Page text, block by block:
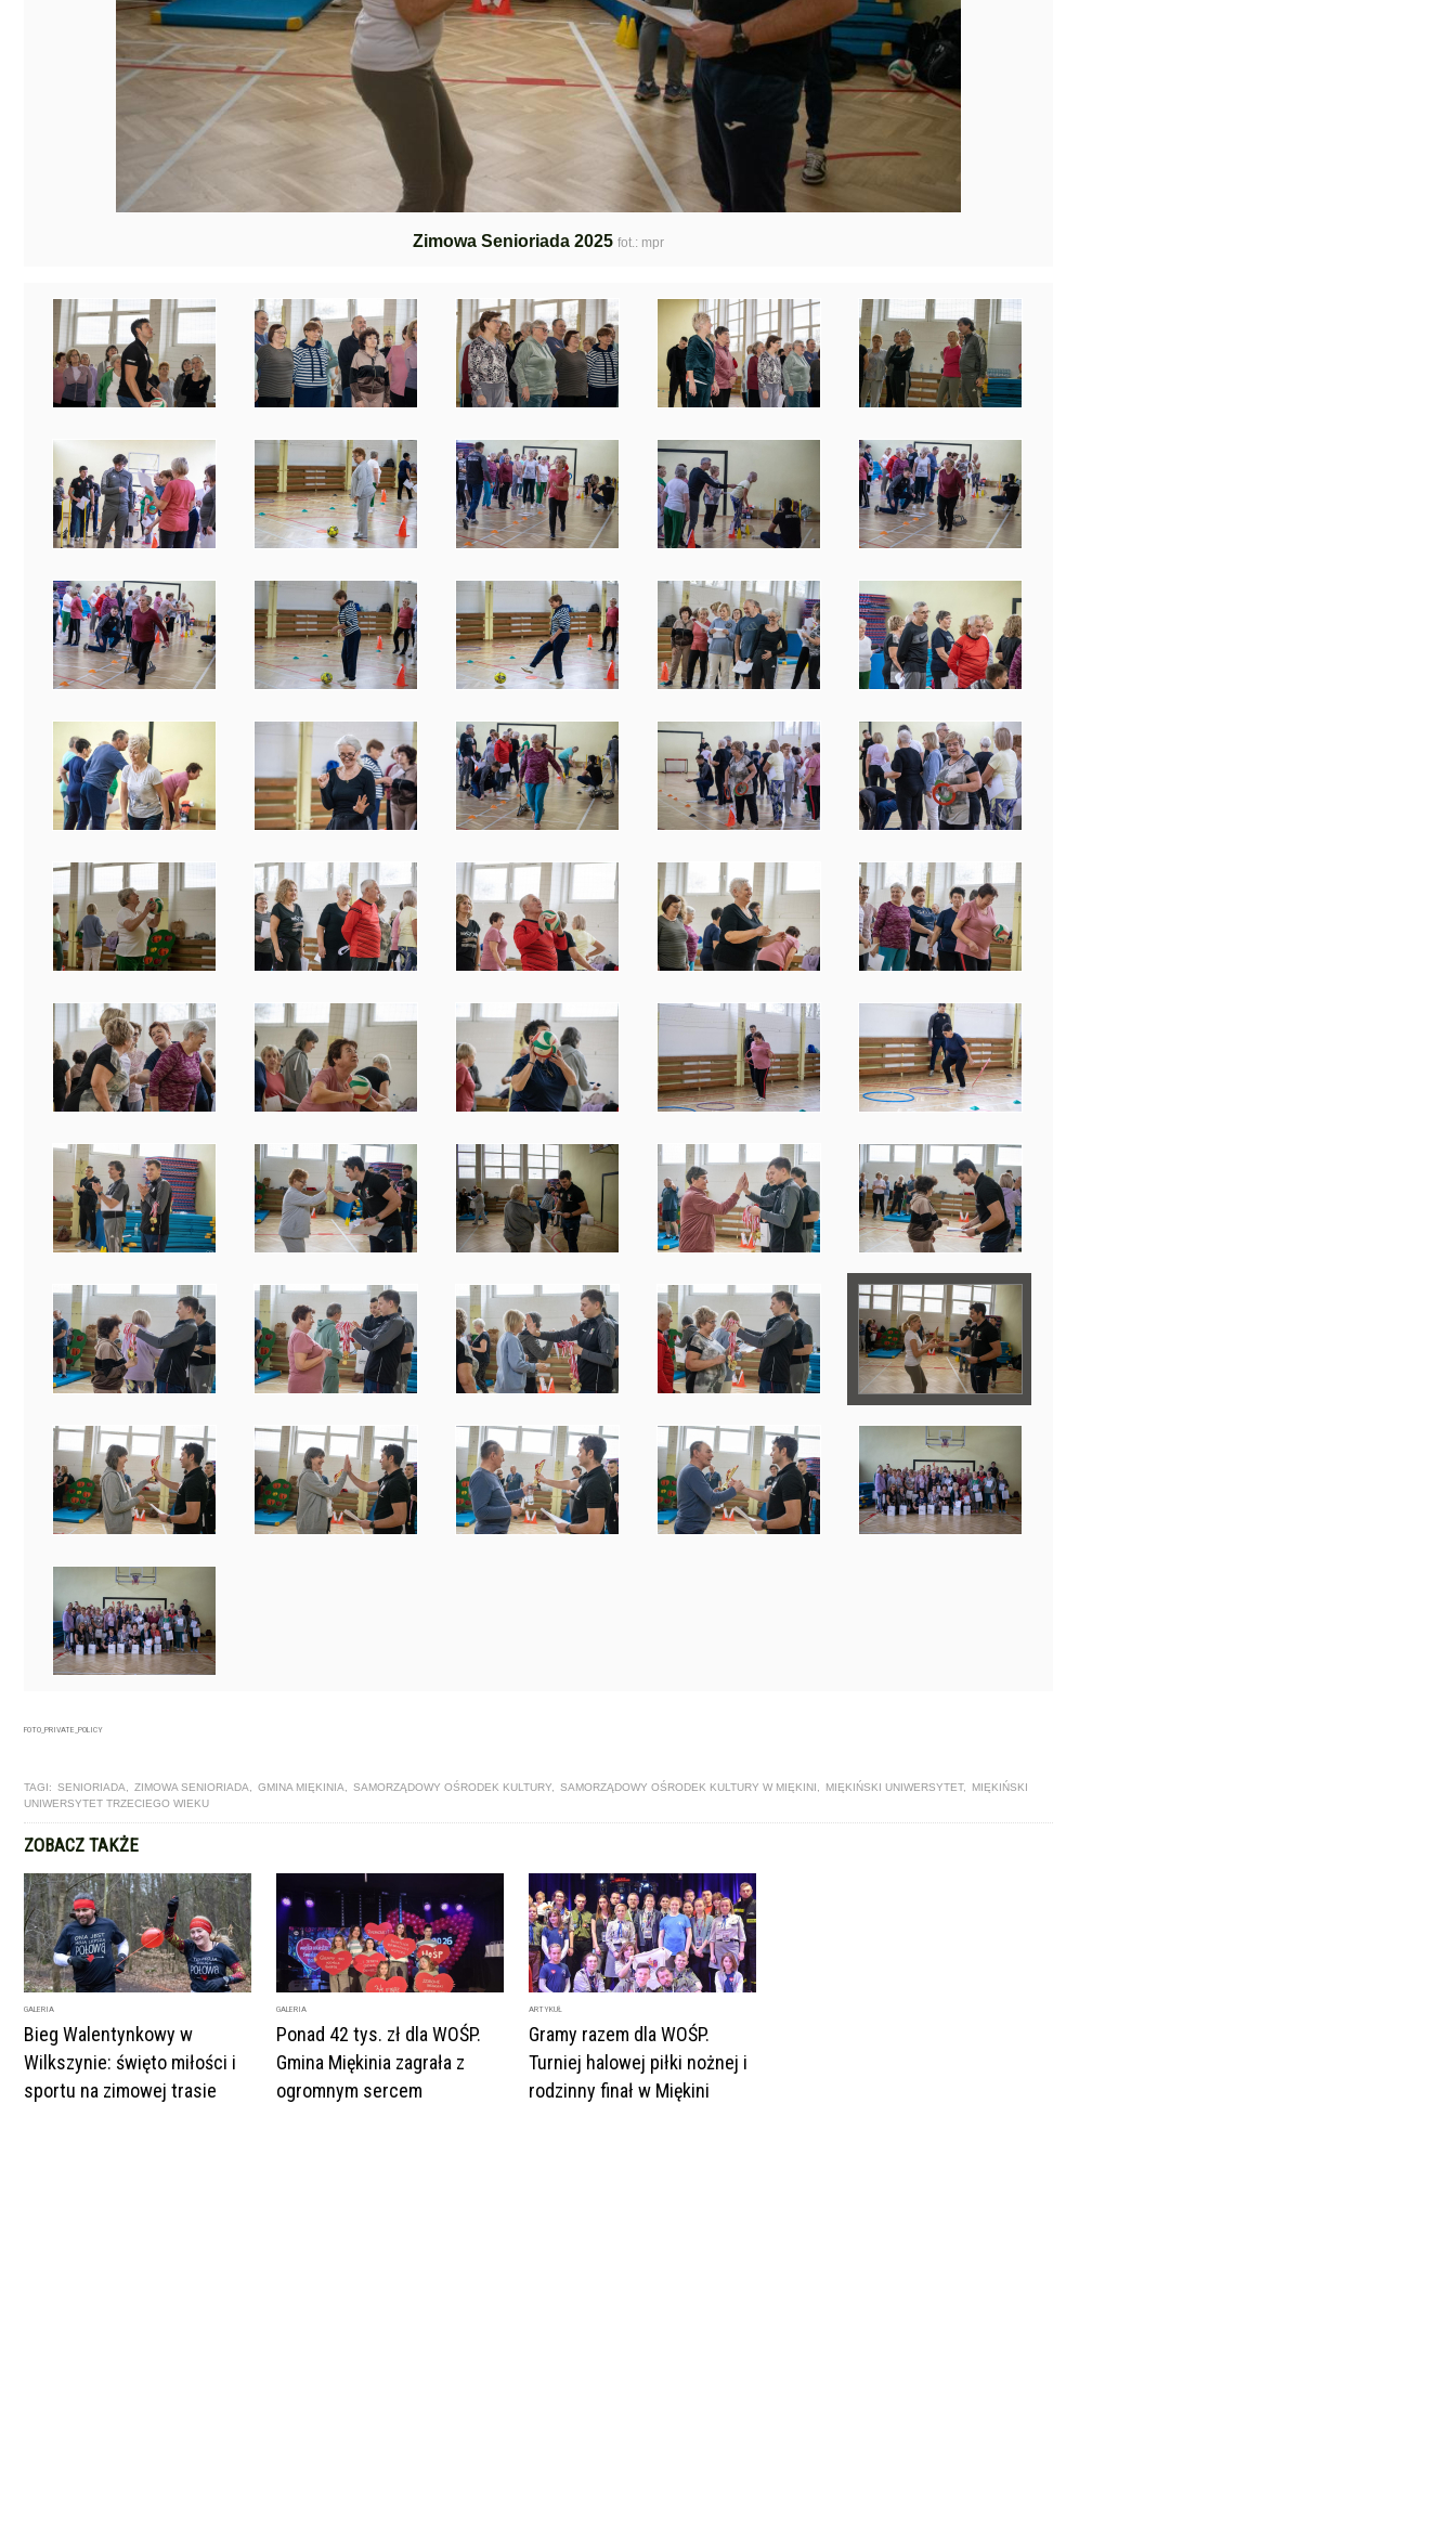
Zimowa Senioriada 2025 fot.: mpr
FOTO_PRIVATE_POLICY
TAGI: SENIORIADA ZIMOWA SENIORIADA GMINA MIĘKINIA SAMORZĄDOWY OŚRODEK KULTURY SAMORZĄDOWY OŚRODEK KULTURY W MIĘKINI MIĘKIŃSKI UNIWERSYTET,
MIĘKIŃSKI
UNIWERSYTET TRZECIEGO WIEKU
ZOBACZ TAKŻE
GALERIA
Bieg Walentynkowy w
Wilkszynie: święto miłości i
sportu na zimowej trasie
GALERIA
Ponad 42 tys. zł dla WOŚP.
Gmina Miękinia zagrała z
ogromnym sercem
ARTYKUŁ
Gramy razem dla WOŚP.
Turniej halowej piłki nożnej i
rodzinny finał w Miękini